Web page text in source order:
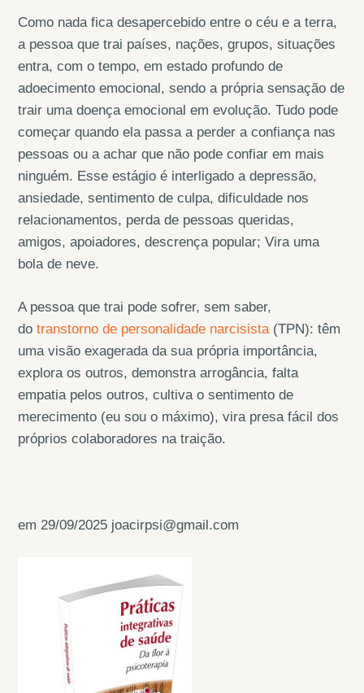
Como nada fica desapercebido entre o céu e a terra,
a pessoa que trai países, nações, grupos, situações
entra, com o tempo, em estado profundo de
adoecimento emocional, sendo a própria sensação de
trair uma doença emocional em evolução. Tudo pode
começar quando ela passa a perder a confiança nas
pessoas ou a achar que não pode confiar em mais
ninguém. Esse estágio é interligado a depressão,
ansiedade, sentimento de culpa, dificuldade nos
relacionamentos, perda de pessoas queridas,
amigos, apoiadores, descrença popular; Vira uma
bola de neve.
A pessoa que trai pode sofrer, sem saber,
dotranstorno de personalidade narcisista(TPN): têm
uma visão exagerada da sua própria importância,
explora os outros, demonstra arrogância, falta
empatia pelos outros, cultiva o sentimento de
merecimento (eu sou o máximo), vira presa fácil dos
próprios colaboradores na traição.
em 29/09/2025 joacirpsi@gmail.com